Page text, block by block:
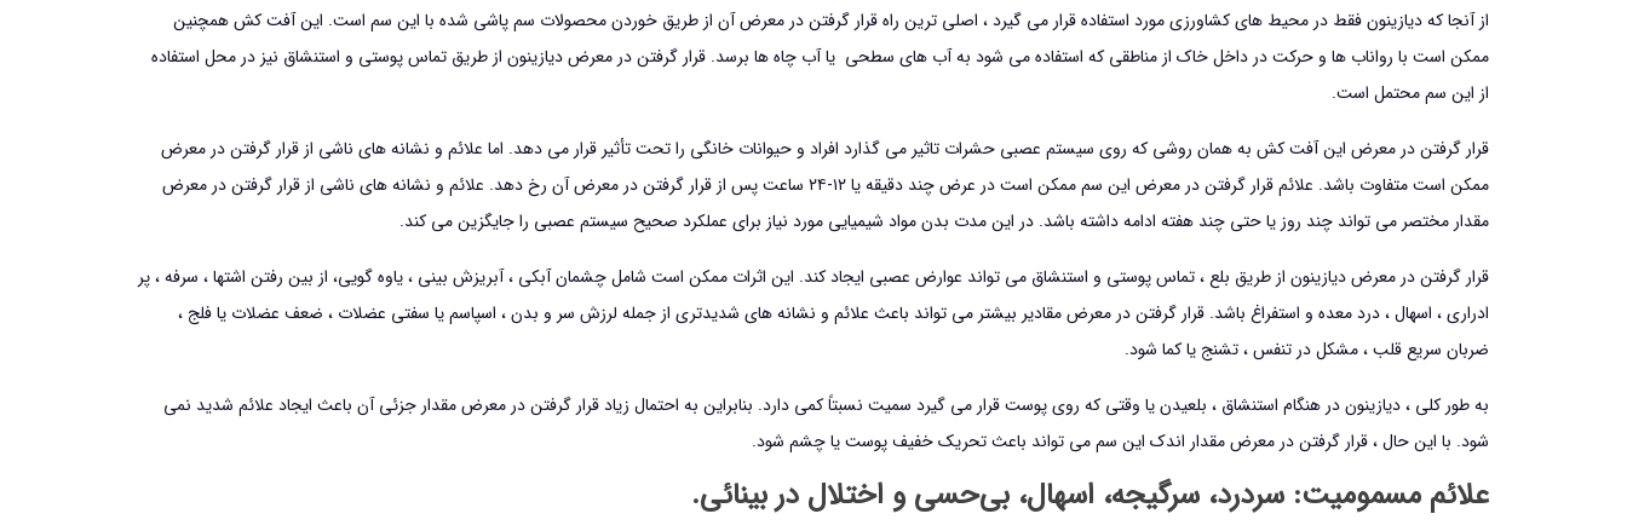
از آنجا که دیازینون فقط در محیط های کشاورزی مورد استفاده قرار می گیرد ، اصلی ترین راه قرار گرفتن در معرض آن از طریق خوردن محصولات سم پاشی شده با این سم است. این آفت کش همچنین
ممکن است با رواناب ها و حرکت در داخل خاک از مناطقی که استفاده می شود به آب های سطحی یا آب چاه ها برسد. قرار گرفتن در معرض دیازینون از طریق تماس پوستی و استنشاق نیز در محل استفاده
از این سم محتمل است.
قرار گرفتن در معرض این آفت کش به همان روشی که روی سیستم عصبی حشرات تاثیر می گذارد افراد و حیوانات خانگی را تحت تأثیر قرار می دهد. اما علائم و نشانه های ناشی از قرار گرفتن در معرض
ممکن است متفاوت باشد. علائم قرار گرفتن در معرض این سم ممکن است در عرض چند دقیقه یا ۱۲-۲۴ ساعت پس از قرار گرفتن در معرض آن رخ دهد. علائم و نشانه های ناشی از قرار گرفتن در معرض
مقدار مختصر می تواند چند روز یا حتی چند هفته ادامه داشته باشد. در این مدت بدن مواد شیمیایی مورد نیاز برای عملکرد صحیح سیستم عصبی را جایگزین می کند.
قرار گرفتن در معرض دیازینون از طریق بلع ، تماس پوستی و استنشاق می تواند عوارض عصبی ایجاد کند. این اثرات ممکن است شامل چشمان آبکی ، آبریزش بینی ، یاوه گویی، از بین رفتن اشتها ، سرفه ، پر
ادراری ، اسهال ، درد معده و استفراغ باشد. قرار گرفتن در معرض مقادیر بیشتر می تواند باعث علائم و نشانه های شدیدتری از جمله لرزش سر و بدن ، اسپاسم یا سفتی عضلات ، ضعف عضلات یا فلج ،
ضربان سریع قلب ، مشکل در تنفس ، تشنج یا کما شود.
به طور کلی ، دیازینون در هنگام استنشاق ، بلعیدن یا وقتی که روی پوست قرار می گیرد سمیت نسبتاً کمی دارد. بنابراین به احتمال زیاد قرار گرفتن در معرض مقدار جزئی آن باعث ایجاد علائم شدید نمی
شود. با این حال ، قرار گرفتن در معرض مقدار اندک این سم می تواند باعث تحریک خفیف پوست یا چشم شود.
علائم مسمومیت: سردرد، سرگیجه، اسهال، بی‌حسی و اختلال در بینائی.